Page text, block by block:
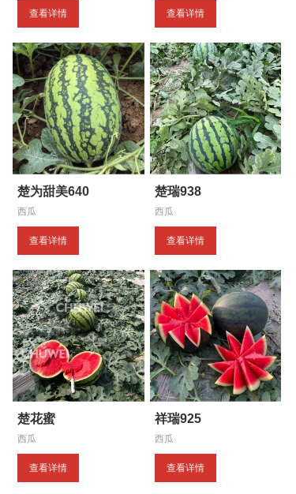
查看详情 查看详情
楚为甜美640
西瓜
查看详情
楚瑞938
西瓜
查看详情
楚花蜜
西瓜
查看详情
祥瑞925
西瓜
查看详情